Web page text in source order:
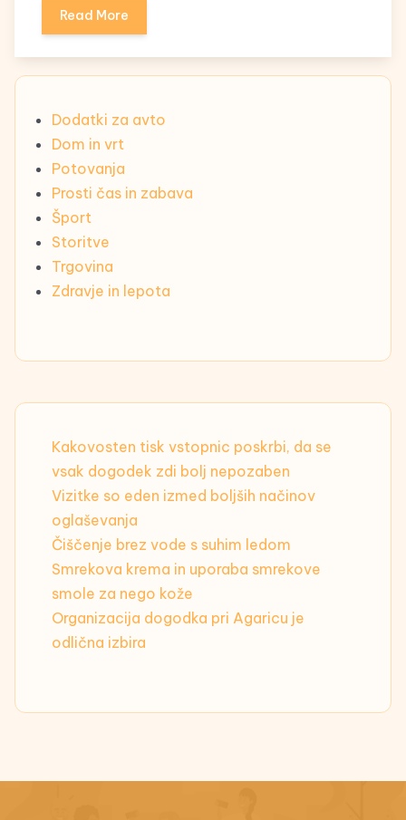
Read More
Dodatki za avto
Dom in vrt
Potovanja
Prosti čas in zabava
Šport
Storitve
Trgovina
Zdravje in lepota
Kakovosten tisk vstopnic poskrbi, da se
vsak dogodek zdi bolj nepozaben
Vizitke so eden izmed boljših načinov
oglaševanja
Čiščenje brez vode s suhim ledom
Smrekova krema in uporaba smrekove
smole za nego kože
Organizacija dogodka pri Agaricu je
odlična izbira